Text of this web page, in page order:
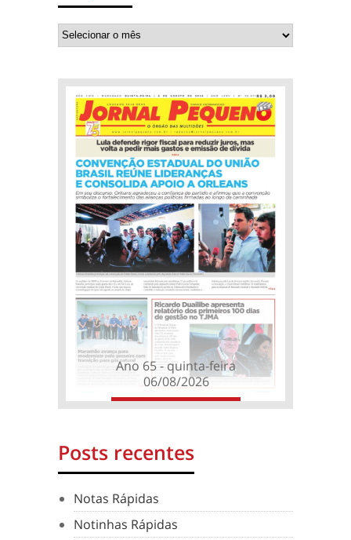
Ano 65 - quinta-feira
06/08/2026
Posts recentes
Notas Rápidas
Notinhas Rápidas